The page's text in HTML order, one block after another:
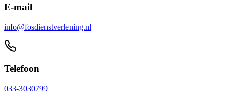
E-mail
info@fosdienstverlening.nl
Telefoon
033-3030799